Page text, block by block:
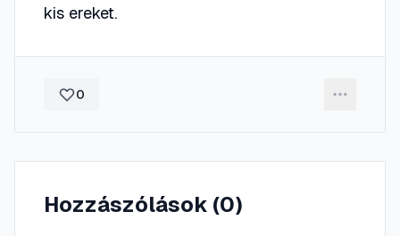
kis ereket.
0
Hozzászólások (0)